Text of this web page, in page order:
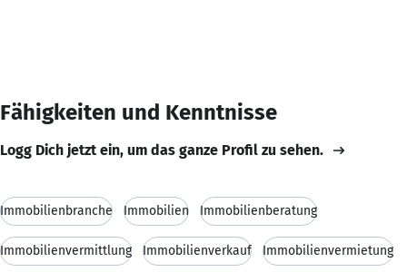
Fähigkeiten und Kenntnisse
Logg Dich jetzt ein, um das ganze Profil zu sehen.
Immobilienbranche Immobilien Immobilienberatung
Immobilienvermittlung Immobilienverkauf Immobilienvermietung